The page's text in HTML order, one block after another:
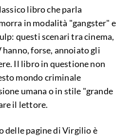
libro che parla
in modalità "gangster" e
questi scenari tra cinema,
forse, annoiato gli
Il libro in questione non
mondo criminale
umana o in stile "grande
il lettore.
delle pagine di Virgilio è